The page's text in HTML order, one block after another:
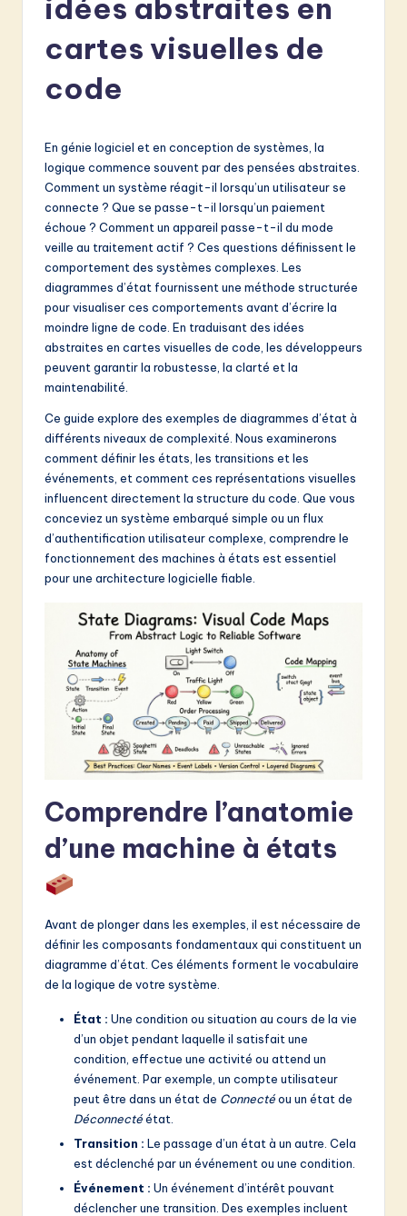
L
in
A
&
S
o
w
idées abstraites en
cartes visuelles de
code
En génie logiciel et en conception de systèmes, la
logique commence souvent par des pensées abstraites.
Comment un système réagit-il lorsqu’un utilisateur se
connecte ? Que se passe-t-il lorsqu’un paiement
échoue ? Comment un appareil passe-t-il du mode
veille au traitement actif ? Ces questions définissent le
comportement des systèmes complexes. Les
diagrammes d’état fournissent une méthode structurée
pour visualiser ces comportements avant d’écrire la
moindre ligne de code. En traduisant des idées
abstraites en cartes visuelles de code, les développeurs
peuvent garantir la robustesse, la clarté et la
maintenabilité.
Ce guide explore des exemples de diagrammes d’état à
différents niveaux de complexité. Nous examinerons
comment définir les états, les transitions et les
événements, et comment ces représentations visuelles
influencent directement la structure du code. Que vous
conceviez un système embarqué simple ou un flux
d’authentification utilisateur complexe, comprendre le
fonctionnement des machines à états est essentiel
pour une architecture logicielle fiable.
Comprendre l’anatomie
d’une machine à états
Avant de plonger dans les exemples, il est nécessaire de
définir les composants fondamentaux qui constituent un
diagramme d’état. Ces éléments forment le vocabulaire
de la logique de votre système.
État : Une condition ou situation au cours de la vie
d’un objet pendant laquelle il satisfait une
condition, effectue une activité ou attend un
événement. Par exemple, un compte utilisateur
peut être dans un état de Connectéou un état de
Déconnectéétat.
Transition : Le passage d’un état à un autre. Cela
est déclenché par un événement ou une condition.
Événement : Un événement d’intérêt pouvant
déclencher une transition. Des exemples incluent